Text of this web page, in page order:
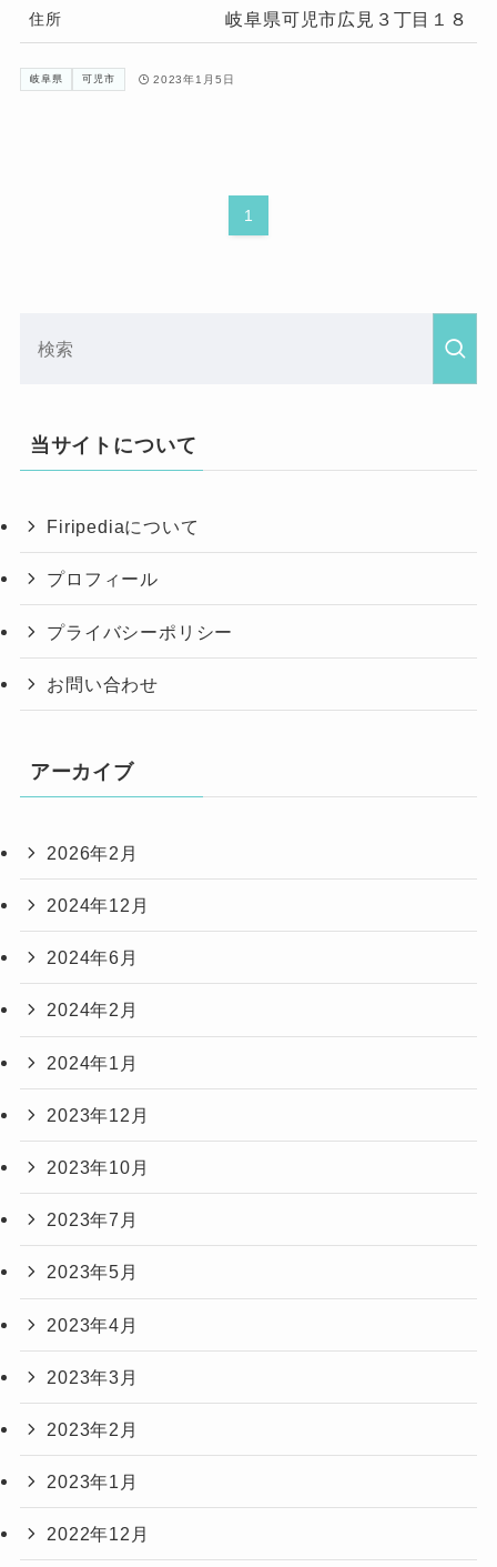
住所 岐阜県可児市広見３丁目１８
岐阜県 可児市 2023年1月5日
1
当サイトについて
Firipediaについて
プロフィール
プライバシーポリシー
お問い合わせ
アーカイブ
2026年2月
2024年12月
2024年6月
2024年2月
2024年1月
2023年12月
2023年10月
2023年7月
2023年5月
2023年4月
2023年3月
2023年2月
2023年1月
2022年12月